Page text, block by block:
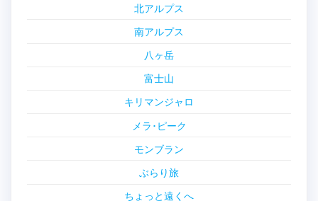
北アルプス
南アルプス
八ヶ岳
富士山
キリマンジャロ
メラ･ピーク
モンブラン
ぶらり旅
ちょっと遠くへ